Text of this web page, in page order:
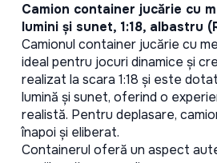
Camion container jucărie cu
lumini și sunet, 1:18, albastru
Camionul container jucărie cu
ideal pentru jocuri dinamice și
realizat la scara 1:18 și este
lumină și sunet, oferind o
realistă. Pentru deplasare,
înapoi și eliberat.
Containerul oferă un aspect